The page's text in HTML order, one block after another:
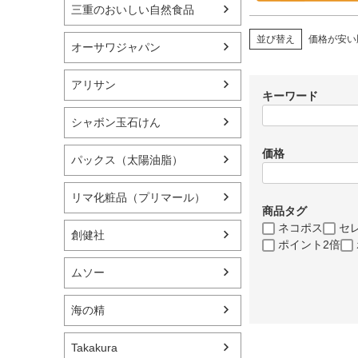
三重のおいしい自然食品
オーサワジャパン
アリサン
シャボン玉石けん
パックス（太陽油脂）
リマ化粧品（プリマール）
創健社
ムソー
海の精
Takakura
並び替え 価格が安
キーワード
価格
商品タグ
ネコポス
セ
ポイント2倍